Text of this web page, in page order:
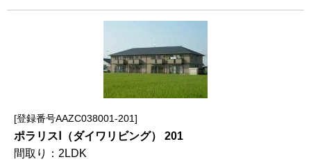
登録番号AAZC038001-201
ポラリスⅠ（ダイワリビング） 201
2LDK